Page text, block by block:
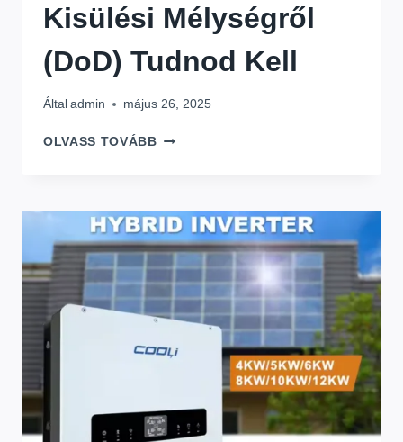
Kisülési Mélységről
(DoD) Tudnod Kell
Által admin május 26, 2025
OLVASS TOVÁBB 7
KISÜLÉSI
MÉLYSÉGRŐL
(DOD)
TUDNOD
KELL